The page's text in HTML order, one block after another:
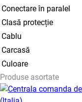
Conectare în paralel
Clasă protecție
Cablu
Carcasă
Culoare
Produse asortate